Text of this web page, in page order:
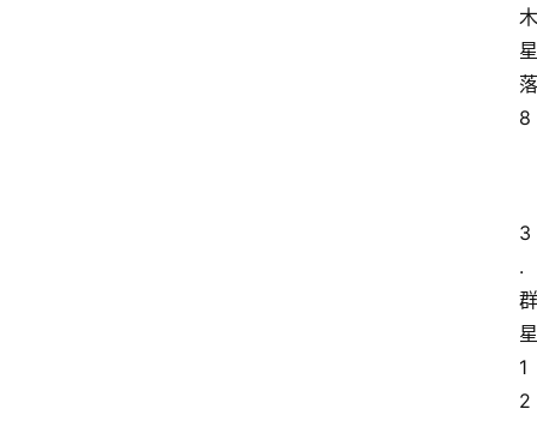
木
星
落
8
3
.
群
星
1
2